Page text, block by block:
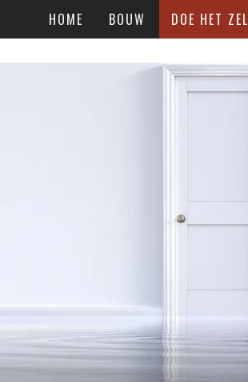
HOME BOUW DOE HET